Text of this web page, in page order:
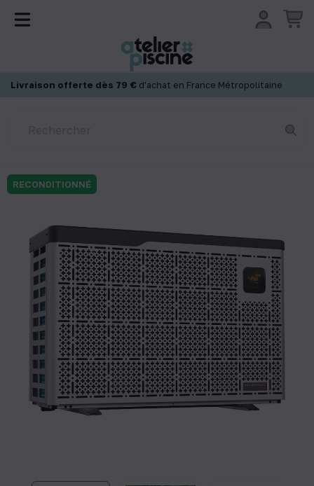
Livraison offerte dès 79 € d'achat en France Métropolitaine
RECONDITIONNÉ